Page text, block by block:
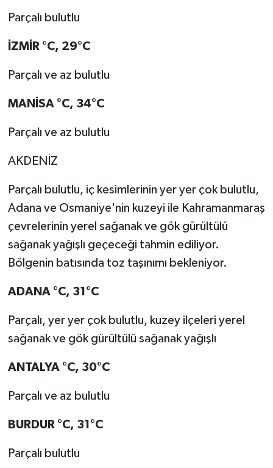
Parçalı bulutlu
İZMİR °C, 29°C
Parçalı ve az bulutlu
MANİSA °C, 34°C
Parçalı ve az bulutlu
AKDENİZ
Parçalı bulutlu, iç kesimlerinin yer yer çok bulutlu,
Adana ve Osmaniye'nin kuzeyi ile Kahramanmaraş
çevrelerinin yerel sağanak ve gök gürültülü
sağanak yağışlı geçeceği tahmin ediliyor.
Bölgenin batısında toz taşınımı bekleniyor.
ADANA °C, 31°C
Parçalı, yer yer çok bulutlu, kuzey ilçeleri yerel
sağanak ve gök gürültülü sağanak yağışlı
ANTALYA °C, 30°C
Parçalı ve az bulutlu
BURDUR °C, 31°C
Parçalı bulutlu